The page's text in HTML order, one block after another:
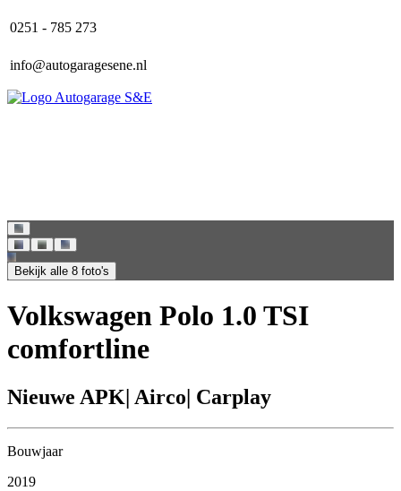
0251 - 785 273
info@autogaragesene.nl
Bekijk alle 8 foto's
Volkswagen Polo 1.0 TSI
comfortline
Nieuwe APK| Airco| Carplay
Bouwjaar
2019